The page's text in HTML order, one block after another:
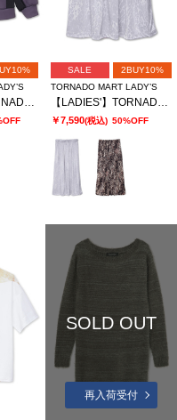
【LADIES'】TORNADO MART∴ダブルサテン切替プルオーバー
SALE
2BUY10%
TORNADO MART LADY’S
【LADIES'】TORNADO MART∴レオパードプリントイージースカート
￥7,590(税込) 50%OFF
SOLD OUT
再入荷受付